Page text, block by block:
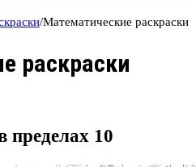
/Математические раскраски
раскраски
пределах 10